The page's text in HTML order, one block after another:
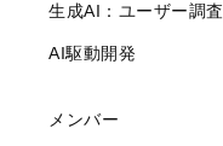
生成AI：ユーザー調査
AI駆動開発
メンバー